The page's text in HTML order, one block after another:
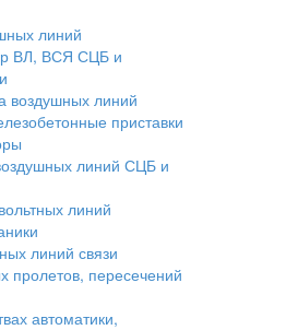
линий
ВЛ, ВСЯ СЦБ и
воздушных линий
приставки
линий СЦБ и
линий
линий связи
пролетов, пересечений
автоматики,